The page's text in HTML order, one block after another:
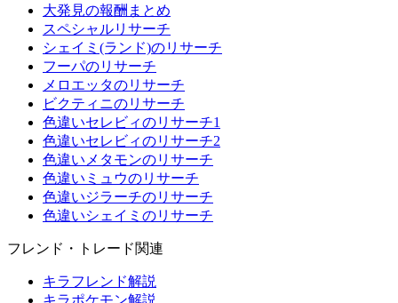
大発見の報酬まとめ
スペシャルリサーチ
シェイミ(ランド)のリサーチ
フーパのリサーチ
メロエッタのリサーチ
ビクティニのリサーチ
色違いセレビィのリサーチ1
色違いセレビィのリサーチ2
色違いメタモンのリサーチ
色違いミュウのリサーチ
色違いジラーチのリサーチ
色違いシェイミのリサーチ
フレンド・トレード関連
キラフレンド解説
キラポケモン解説